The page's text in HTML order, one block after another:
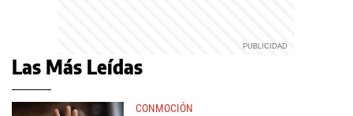
Las Más Leídas
CONMOCIÓN